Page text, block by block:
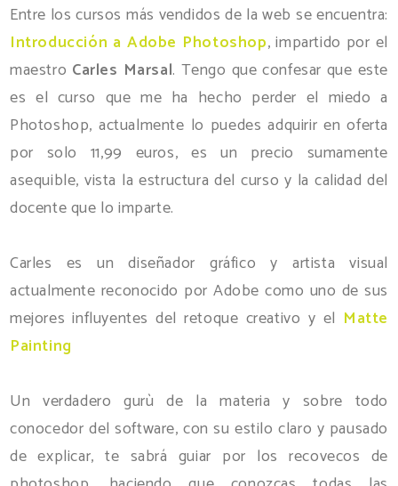
Entre los cursos más vendidos de la web se encuentra:
Introducción a Adobe Photoshop, impartido por el
maestro Carles Marsal. Tengo que confesar que este
es el curso que me ha hecho perder el miedo a
Photoshop, actualmente lo puedes adquirir en oferta
por solo 11,99 euros, es un precio sumamente
asequible, vista la estructura del curso y la calidad del
docente que lo imparte.
Carles es un diseñador gráfico y artista visual
actualmente reconocido por Adobe como uno de sus
mejores influyentes del retoque creativo y el Matte
Painting
Un verdadero gurù de la materia y sobre todo
conocedor del software, con su estilo claro y pausado
de explicar, te sabrá guiar por los recovecos de